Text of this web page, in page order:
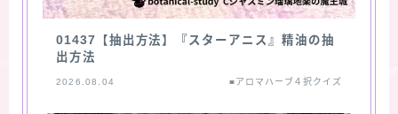
01437【抽出方法】『スターアニス』精油の抽
出方法
2026.08.04 ■アロマハーブ４択クイズ